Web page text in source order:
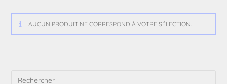
AUCUN PRODUIT NE CORRESPOND À VOTRE SÉLECTION.